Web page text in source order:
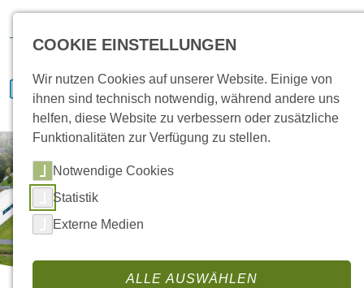
COOKIE EINSTELLUNGEN
Wir nutzen Cookies auf unserer Website. Einige von
ihnen sind technisch notwendig, während andere uns
helfen, diese Website zu verbessern oder zusätzliche
Funktionalitäten zur Verfügung zu stellen.
Notwendige Cookies
Statistik
Externe Medien
ALLE AUSWÄHLEN